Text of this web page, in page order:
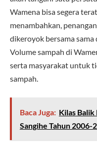
Wamena bisa segera
menambahkan,
dikeroyok bersama
Volume sampah di
serta masyarakat untuk
sampah.
Baca Juga: Kilas Balik
Sangihe Tahun 2006-